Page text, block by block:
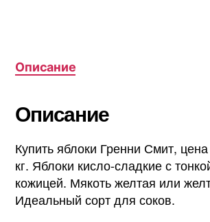
Описание
Описание
Купить яблоки Гренни Смит, цена
кг. Яблоки кисло-сладкие с
кожицей. Мякоть желтая или
Идеальный сорт для соков.